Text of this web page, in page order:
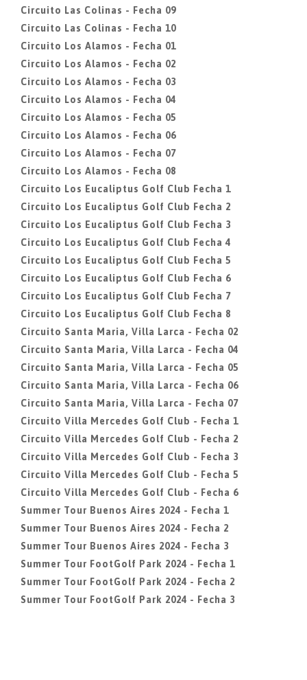
Circuito Las Colinas - Fecha 09
Circuito Las Colinas - Fecha 10
Circuito Los Alamos - Fecha 01
Circuito Los Alamos - Fecha 02
Circuito Los Alamos - Fecha 03
Circuito Los Alamos - Fecha 04
Circuito Los Alamos - Fecha 05
Circuito Los Alamos - Fecha 06
Circuito Los Alamos - Fecha 07
Circuito Los Alamos - Fecha 08
Circuito Los Eucaliptus Golf Club Fecha 1
Circuito Los Eucaliptus Golf Club Fecha 2
Circuito Los Eucaliptus Golf Club Fecha 3
Circuito Los Eucaliptus Golf Club Fecha 4
Circuito Los Eucaliptus Golf Club Fecha 5
Circuito Los Eucaliptus Golf Club Fecha 6
Circuito Los Eucaliptus Golf Club Fecha 7
Circuito Los Eucaliptus Golf Club Fecha 8
Circuito Santa Maria, Villa Larca - Fecha 02
Circuito Santa Maria, Villa Larca - Fecha 04
Circuito Santa Maria, Villa Larca - Fecha 05
Circuito Santa Maria, Villa Larca - Fecha 06
Circuito Santa Maria, Villa Larca - Fecha 07
Circuito Villa Mercedes Golf Club - Fecha 1
Circuito Villa Mercedes Golf Club - Fecha 2
Circuito Villa Mercedes Golf Club - Fecha 3
Circuito Villa Mercedes Golf Club - Fecha 5
Circuito Villa Mercedes Golf Club - Fecha 6
Summer Tour Buenos Aires 2024 - Fecha 1
Summer Tour Buenos Aires 2024 - Fecha 2
Summer Tour Buenos Aires 2024 - Fecha 3
Summer Tour FootGolf Park 2024 - Fecha 1
Summer Tour FootGolf Park 2024 - Fecha 2
Summer Tour FootGolf Park 2024 - Fecha 3